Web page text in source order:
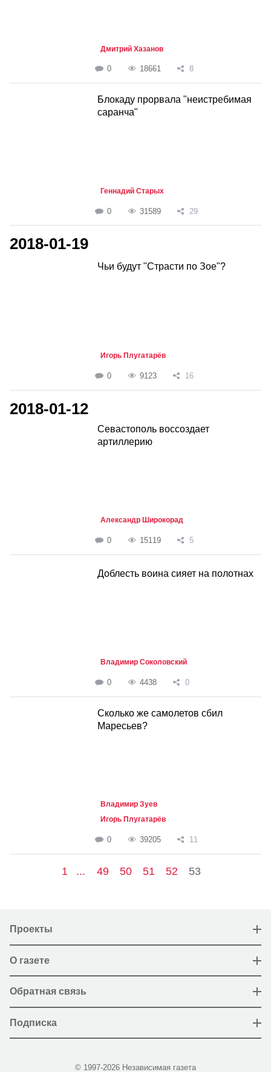
Дмитрий Хазанов
0 18661 8
Блокаду прорвала "неистребимая
саранча"
Геннадий Старых
0 31589 29
2018-01-19
Чьи будут "Страсти по Зое"?
Игорь Плугатарёв
0 9123 16
2018-01-12
Севастополь воссоздает
артиллерию
Александр Широкорад
0 15119 5
Доблесть воина сияет на полотнах
Владимир Соколовский
0 4438 0
Сколько же самолетов сбил
Маресьев?
Владимир Зуев
Игорь Плугатарёв
0 39205 11
1 ... 49 50 51 52 53
Проекты
О газете
Обратная связь
Подписка
© 1997-2026 Независимая газета